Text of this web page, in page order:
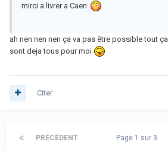
mirci a livrer a Caen
ah nen nen nen ça va pas être possible tout ça
sont deja tous pour moi
Citer
PRÉCÉDENT Page 1 sur 3